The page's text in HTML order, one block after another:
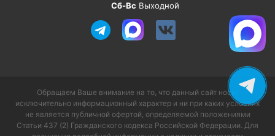
Сб-Вс Выходной
Обращаем Ваше внимание на то, что данный сайт носит
исключительно информационный характер и ни при каких условиях
не является публичной офертой, определяемой положениями
Статьи 437 (2) Гражданского кодекса Российской Федерации. Для